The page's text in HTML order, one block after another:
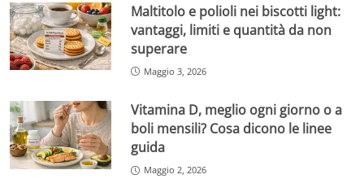
Maltitolo e polioli nei biscotti light:
vantaggi, limiti e quantità da non
superare
Maggio 3, 2026
Vitamina D, meglio ogni giorno o a
boli mensili? Cosa dicono le linee
guida
Maggio 2, 2026